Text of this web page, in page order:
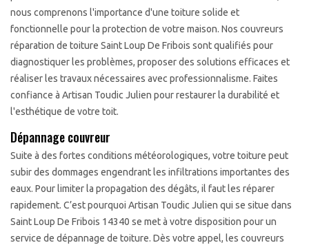
nous comprenons l'importance d'une toiture solide et
fonctionnelle pour la protection de votre maison. Nos couvreurs
réparation de toiture Saint Loup De Fribois sont qualifiés pour
diagnostiquer les problèmes, proposer des solutions efficaces et
réaliser les travaux nécessaires avec professionnalisme. Faites
confiance à Artisan Toudic Julien pour restaurer la durabilité et
l'esthétique de votre toit.
Dépannage couvreur
Suite à des fortes conditions météorologiques, votre toiture peut
subir des dommages engendrant les infiltrations importantes des
eaux. Pour limiter la propagation des dégâts, il faut les réparer
rapidement. C’est pourquoi Artisan Toudic Julien qui se situe dans
Saint Loup De Fribois 14340 se met à votre disposition pour un
service de dépannage de toiture. Dès votre appel, les couvreurs